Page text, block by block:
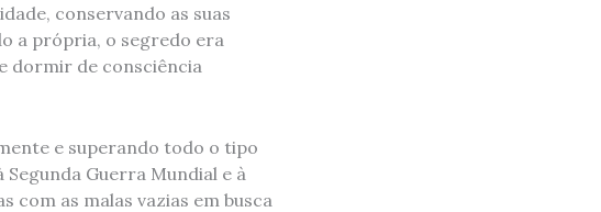
conservando as suas
a própria, o segredo era
dormir de consciência
e superando todo o tipo
Guerra Mundial e à
com as malas vazias em busca